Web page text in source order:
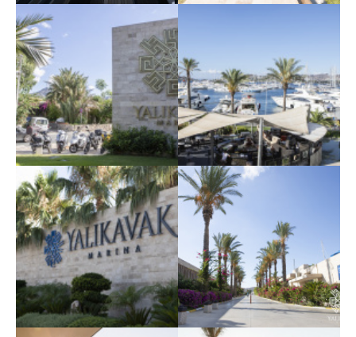
Крупнейшая марина
Средиземноморья
Yalıkavak Marina 5
Крупнейшая марина
Средиземноморья
Yalıkavak Marina 6
Крупнейшая марина
Средиземноморья
Yalıkavak Marina 7
Крупнейшая марина
Средиземноморья
Yalıkavak Marina 8